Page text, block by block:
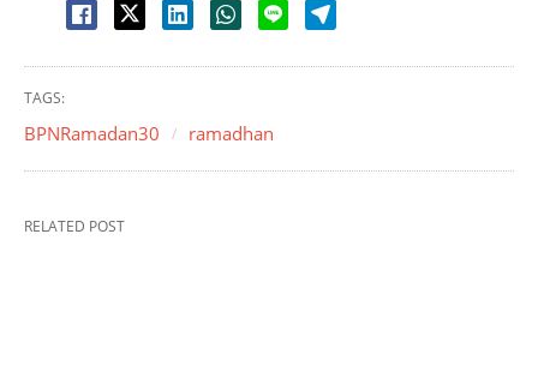
TAGS:
BPNRamadan30 ramadhan
RELATED POST